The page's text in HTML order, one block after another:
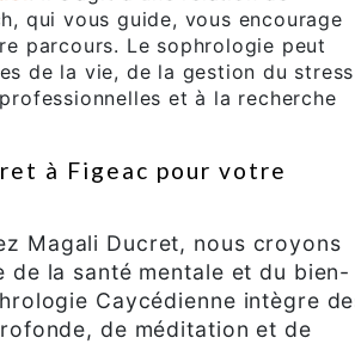
qui vous guide, vous encourage
parcours. Le sophrologie peut
de la vie, de la gestion du stress
et à la recherche
à Figeac pour votre
Magali Ducret, nous croyons
de la santé mentale et du bien-
Caycédienne intègre
de méditation et de